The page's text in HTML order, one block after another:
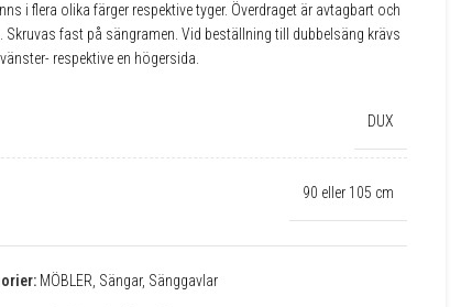
i flera olika färger respektive tyger. Överdraget är avtagbart och
fast på sängramen. Vid beställning till dubbelsäng krävs
respektive en högersida.
DUX
90 eller 105 cm
MÖBLER, Sängar, Sänggavlar